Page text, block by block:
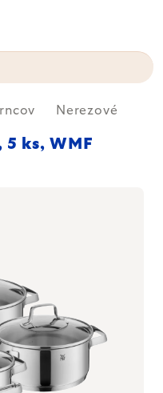
Nerezové
5 ks, WMF